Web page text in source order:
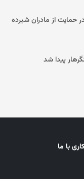
حمایت از مادران شیرده
با ما